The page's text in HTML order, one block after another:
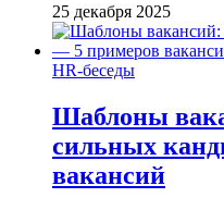
25 декабря 2025
HR-беседы
Шаблоны
сильных
вакансий